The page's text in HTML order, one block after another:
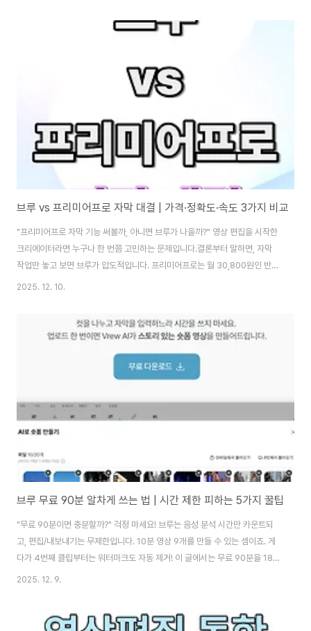
를 실제 업무에 써본 중급 사용자 관점에서 벤치마크, 요금제, 활용 시나리오를
비교해 어떤 도구가 당신의 작업 방식에 맞는지 판단할 수 있도록 정리했습니
벤치마크 비교• 월 $20 동일 가격, 어디에 투자할지 판단 기준• 실제 사용
브루 vs 프리미어프로 자막 대결 | 가격·정확도·속도 3가지 비교
"프리미어프로 자막 기능 써볼까, 아니면 브루가 나을까?" 영상 편집을 시작한
크리에이터라면 누구나 한 번쯤 고민하는 문제입니다.결론부터 말하면, 자막
작업만 놓고 보면 브루가 압도적입니다. 프리미어프로는 월 30,800원인 반면
브루는 무료~14,900원으로 가성비가 뛰어나고, 자막 정확도도 브루가 훨씬
구조 (월 30,800원)프리미어프로 가격은 단일 앱 구독 기준 월 30,800원입
클라우드 전체 플랜(월 46,860원, 할인 시)**을 결제해야 합니다.단일 앱: 월
2025. 12. 10.
브루 무료 90분 알차게 쓰는 법 | 시간 제한 피하는 5가지 꿀팁
"무료 90분이면 충분할까?" 걱정 마세요! 브루는 음성 분석 시간만 카운트되
고, 편집/내보내기는 무제한입니다. 10분 영상 9개를 만들 수 있는 셈이죠. 게
다가 4번째 클립부터는 워터마크도 자동 제거! 이 글에서는 무료 90분을 180
분처럼 활용하는 실전 팁과, 유료 전환 시기를 판단하는 기준을 알려드립니
많은데, 실제로는 매달 90분의 음성 분석 시간만 카운트됩니다. 편집, 내보내
2025. 12. 9.